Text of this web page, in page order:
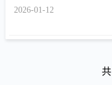
2026-01-12
共